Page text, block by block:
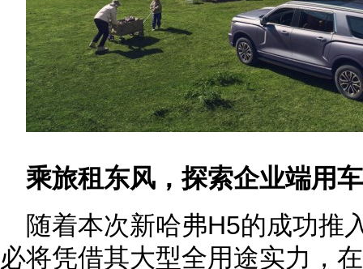
乘旅租东风，探索企业端用
随着本次新哈弗H5的成功推
必将凭借其大型全用途实力，